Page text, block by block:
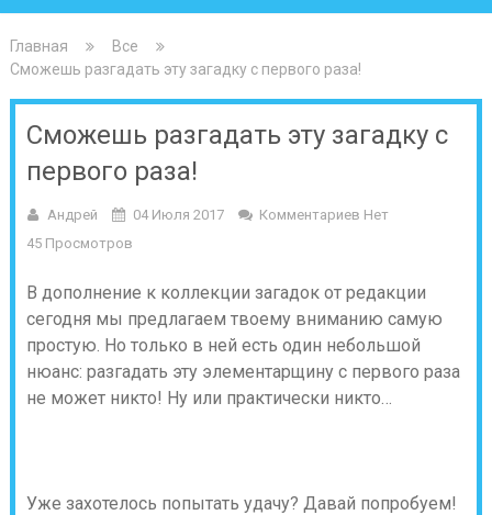
Главная
Все
Сможешь разгадать эту загадку с первого раза!
Сможешь разгадать эту загадку с
первого раза!
Андрей 04 Июля 2017
Комментариев Нет
45 Просмотров
В дополнение к коллекции загадок от редакции
сегодня мы предлагаем твоему вниманию самую
простую. Но только в ней есть один небольшой
нюанс: разгадать эту элементарщину с первого раза
не может никто! Ну или практически никто…
Уже захотелось попытать удачу? Давай попробуем!